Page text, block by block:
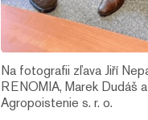
Na fotografii zľava Jiří
RENOMIA, Marek Dudáš
Agropoistenie s. r. o.